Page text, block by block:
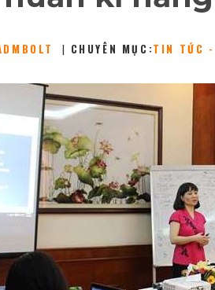
CHUYÊN MỤC:TIN TỨC -